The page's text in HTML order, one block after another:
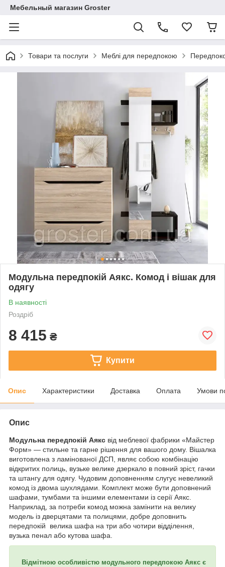
Мебельный магазин Groster
Товари та послуги Меблі для передпокою
Модульна передпокій Аякс. Комод і вішак для
одягу
В наявності
Роздріб
8 415 ₴
Купити
Опис Характеристики Доставка Оплата Умови
Опис
Модульна передпокій Аякс від меблевої фабрики «Майстер
Форм» — стильне та гарне рішення для вашого дому. Вішалка
виготовлена з ламінованої ДСП, являє собою комбінацію
відкритих полиць, вузьке велике дзеркало в повний зріст, гачки
та штангу для одягу. Чудовим доповненням слугує невеликий
комод із двома шухлядами. Комплект може бути доповнений
шафами, тумбами та іншими елементами із серії Аякс.
Наприклад, за потреби комод можна замінити на велику
модель із дверцятами та полицями, добре доповнить
передпокій велика шафа на три або чотири відділення,
вузька пенал або кутова шафа.
Відмітною особливістю модульного передпокою Аякс є